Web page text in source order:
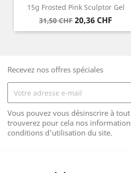
15g Frosted Pink Sculptor Gel
Prix
de
31,50 CHF Prix
20,36 CHF
Recevez nos offres spéciales
Vous pouvez vous désinscrire à
trouverez pour cela nos
conditions d'utilisation du site.